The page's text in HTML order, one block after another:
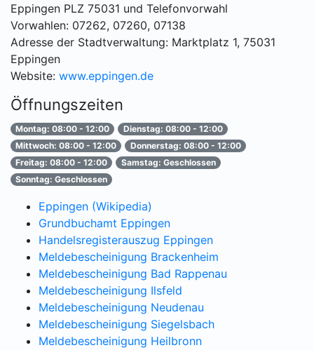
Eppingen PLZ 75031 und Telefonvorwahl
Vorwahlen: 07262, 07260, 07138
Adresse der Stadtverwaltung: Marktplatz 1, 75031
Eppingen
Website: www.eppingen.de
Öffnungszeiten
Montag: 08:00 - 12:00
Dienstag: 08:00 - 12:00
Mittwoch: 08:00 - 12:00
Donnerstag: 08:00 - 12:00
Freitag: 08:00 - 12:00
Samstag: Geschlossen
Sonntag: Geschlossen
Eppingen (Wikipedia)
Grundbuchamt Eppingen
Handelsregisterauszug Eppingen
Meldebescheinigung Brackenheim
Meldebescheinigung Bad Rappenau
Meldebescheinigung Ilsfeld
Meldebescheinigung Neudenau
Meldebescheinigung Siegelsbach
Meldebescheinigung Heilbronn